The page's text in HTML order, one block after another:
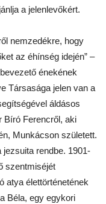
a jelenlevőkért.
nemzedékre, hogy
az éhínség idején” –
énekének
Társasága jelen van a
áldásos
Bíró Ferencről, aki
Munkácson született.
rendbe. 1901-
szentmiséjét
atya élettörténetének
Béla, egy egykori